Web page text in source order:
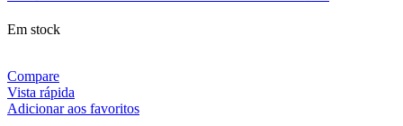
Em stock
Compare
Vista rápida
Adicionar aos favoritos